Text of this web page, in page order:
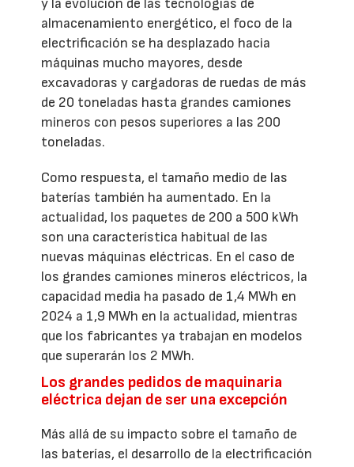
y la evolución de las tecnologías de
almacenamiento energético, el foco de la
electrificación se ha desplazado hacia
máquinas mucho mayores, desde
excavadoras y cargadoras de ruedas de más
de 20 toneladas hasta grandes camiones
mineros con pesos superiores a las 200
toneladas.
Como respuesta, el tamaño medio de las
baterías también ha aumentado. En la
actualidad, los paquetes de 200 a 500 kWh
son una característica habitual de las
nuevas máquinas eléctricas. En el caso de
los grandes camiones mineros eléctricos, la
capacidad media ha pasado de 1,4 MWh en
2024 a 1,9 MWh en la actualidad, mientras
que los fabricantes ya trabajan en modelos
que superarán los 2 MWh.
Los grandes pedidos de maquinaria
eléctrica dejan de ser una excepción
Más allá de su impacto sobre el tamaño de
las baterías, el desarrollo de la electrificación